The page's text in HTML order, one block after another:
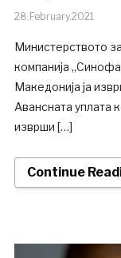
28.February.2021
Министерството
компанија
Македонија ја
Авансната уплата
изврши […]
Continue